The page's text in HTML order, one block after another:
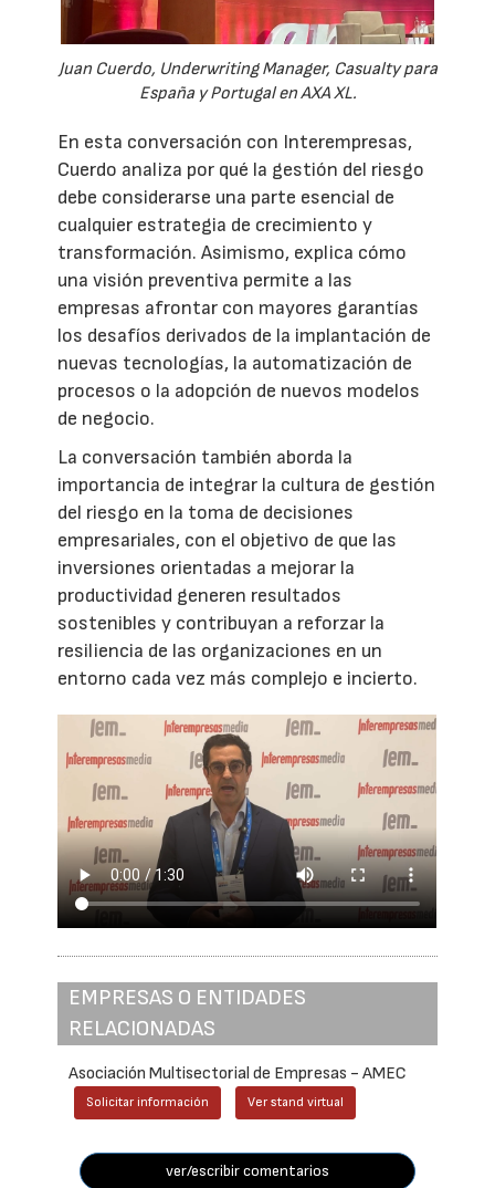
Juan Cuerdo, Underwriting Manager, Casualty para
España y Portugal en AXA XL.
En esta conversación con Interempresas,
Cuerdo analiza por qué la gestión del riesgo
debe considerarse una parte esencial de
cualquier estrategia de crecimiento y
transformación. Asimismo, explica cómo
una visión preventiva permite a las
empresas afrontar con mayores garantías
los desafíos derivados de la implantación de
nuevas tecnologías, la automatización de
procesos o la adopción de nuevos modelos
de negocio.
La conversación también aborda la
importancia de integrar la cultura de gestión
del riesgo en la toma de decisiones
empresariales, con el objetivo de que las
inversiones orientadas a mejorar la
productividad generen resultados
sostenibles y contribuyan a reforzar la
resiliencia de las organizaciones en un
entorno cada vez más complejo e incierto.
EMPRESAS O ENTIDADES
RELACIONADAS
Asociación Multisectorial de Empresas - AMEC
Solicitar información Ver stand virtual
ver/escribir comentarios